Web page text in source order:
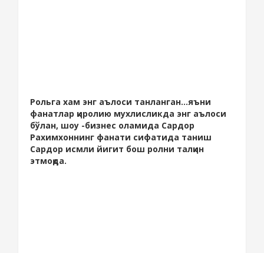
Рольга хам энг аълоси танланган...яъни
фанатлар қиролию мухлисликда энг аълоси
бўлан, шоу -бизнес оламида Сардор
Рахимхоннинг фанати сифатида таниш
Сардор исмли йигит бош ролни талқин
этмоқда.